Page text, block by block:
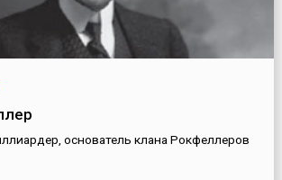
основатель клана Рокфеллеров